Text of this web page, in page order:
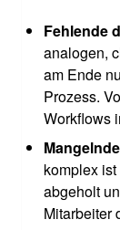
Fehlende
analogen,
am Ende
Prozess.
Workflows
komplex
abgeholt
Mitarbeiter